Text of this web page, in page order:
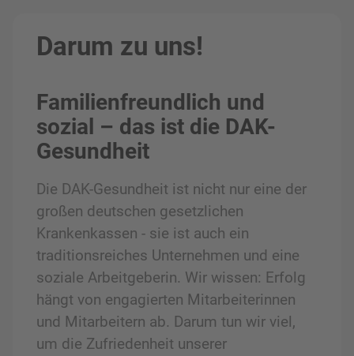
Darum zu uns!
Familienfreundlich und
sozial – das ist die DAK-
Gesundheit
Die DAK-Gesundheit ist nicht nur eine der
großen deutschen gesetzlichen
Krankenkassen - sie ist auch ein
traditionsreiches Unternehmen und eine
soziale Arbeitgeberin. Wir wissen: Erfolg
hängt von engagierten Mitarbeiterinnen
und Mitarbeitern ab. Darum tun wir viel,
um die Zufriedenheit unserer